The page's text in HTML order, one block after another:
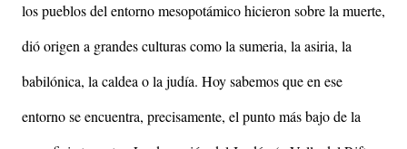
los pueblos del entorno mesopotámico hicieron sobre la muerte,
dió origen a grandes culturas como la sumeria, la asiria, la
babilónica, la caldea o la judía. Hoy sabemos que en ese
entorno se encuentra, precisamente, el punto más bajo de la